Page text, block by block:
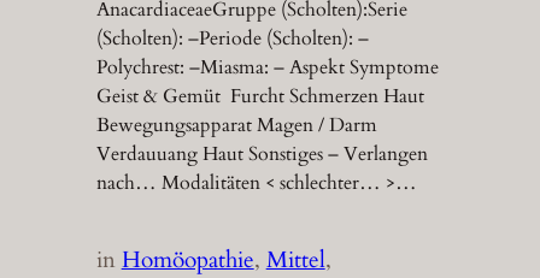
AnacardiaceaeGruppe (Scholten):Serie
(Scholten): –Periode (Scholten): –
Polychrest: –Miasma: – Aspekt Symptome
Geist & Gemüt Furcht Schmerzen Haut
Bewegungsapparat Magen / Darm
Verdauuang Haut Sonstiges – Verlangen
nach… Modalitäten < schlechter… >…
inHomöopathie, Mittel